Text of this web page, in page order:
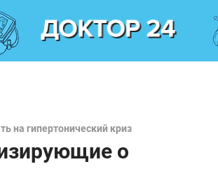
на гипертонический криз
о